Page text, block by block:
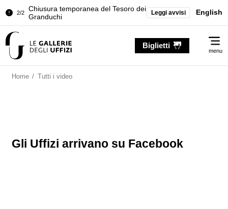
2/2
Chiusura temporanea del Tesoro dei
Granduchi
della Sala dell'Iliade
Granduchi
Leggi avvisi English
Biglietti
menu
Home / Tutti i video
Gli Uffizi arrivano su Facebook